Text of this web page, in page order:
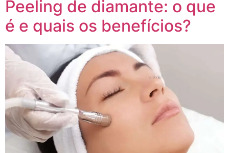
Peeling de diamante: o que
é e quais os benefícios?